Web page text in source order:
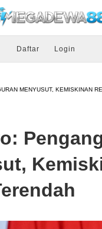
Daftar Login
MENYUSUT, KEMISKINAN